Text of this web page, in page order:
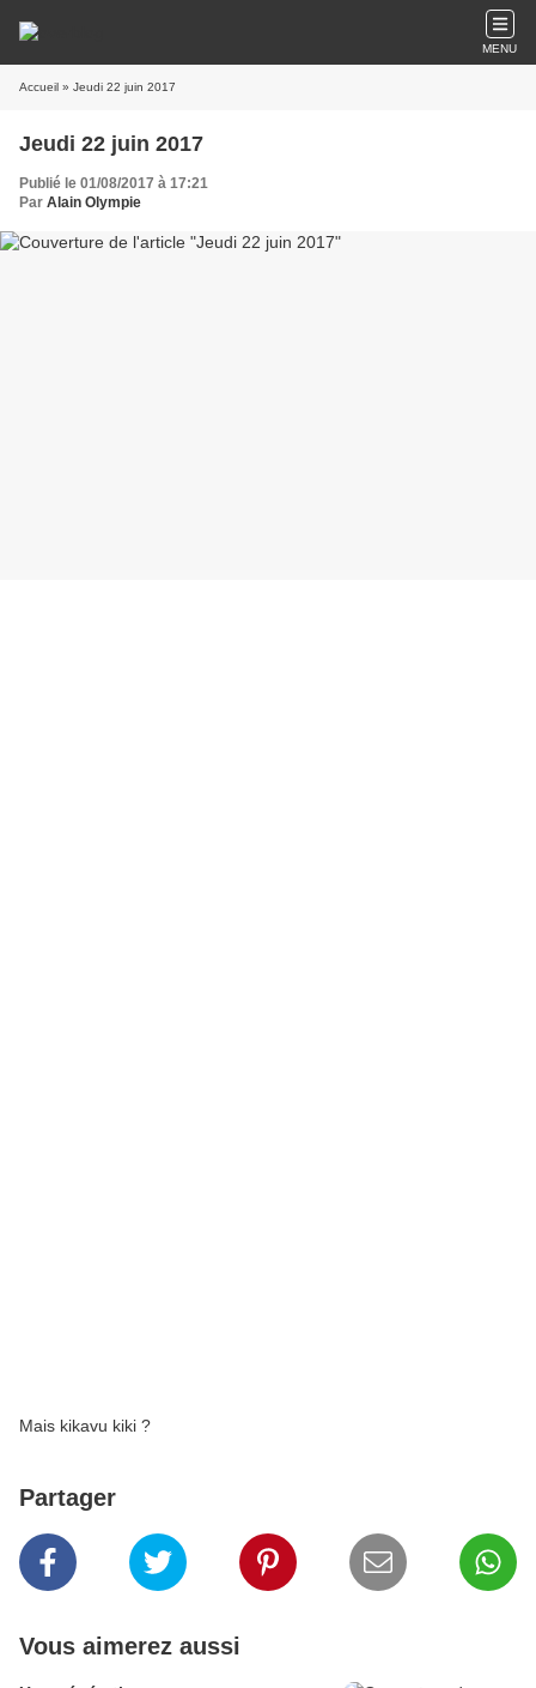
MENU
Accueil » Jeudi 22 juin 2017
Jeudi 22 juin 2017
Publié le 01/08/2017 à 17:21
Par Alain Olympie
Mais kikavu kiki ?
Partager
Vous aimerez aussi